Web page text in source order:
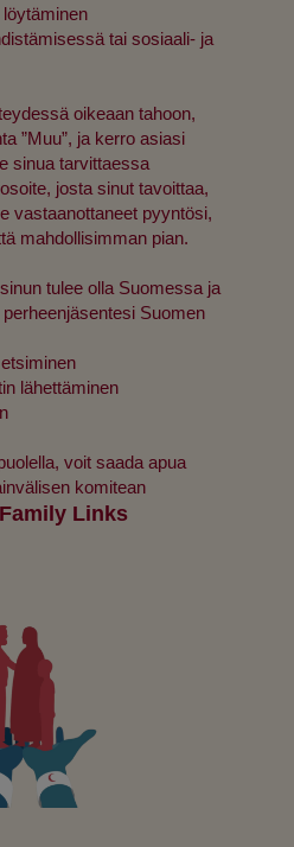
tai sosiaali- ja
oikeaan tahoon,
”Muu”, ja kerro asiasi
sinua tarvittaessa
josta sinut tavoittaa,
vastaanottaneet pyyntösi,
mahdollisimman pian.
tulee olla Suomessa ja
Suomen
lähettäminen
voit saada apua
komitean
Family Links